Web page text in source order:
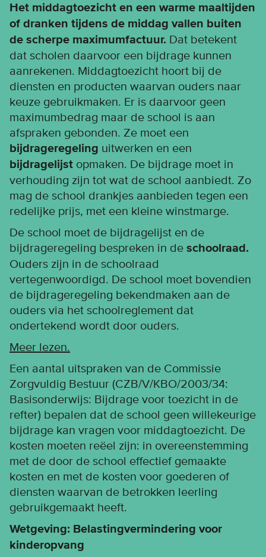
Het middagtoezicht en een warme maaltijden
of dranken tijdens de middag vallen buiten
de scherpe maximumfactuur. Dat betekent
dat scholen daarvoor een bijdrage kunnen
aanrekenen. Middagtoezicht hoort bij de
diensten en producten waarvan ouders naar
keuze gebruikmaken. Er is daarvoor geen
maximumbedrag maar de school is aan
afspraken gebonden. Ze moet een
bijdrageregeling uitwerken en een
bijdragelijst opmaken. De bijdrage moet in
verhouding zijn tot wat de school aanbiedt. Zo
mag de school drankjes aanbieden tegen een
redelijke prijs, met een kleine winstmarge.
De school moet de bijdragelijst en de
bijdrageregeling bespreken in de schoolraad.
Ouders zijn in de schoolraad
vertegenwoordigd. De school moet bovendien
de bijdrageregeling bekendmaken aan de
ouders via het schoolreglement dat
ondertekend wordt door ouders.
Meer lezen.
Een aantal uitspraken van de Commissie
Zorgvuldig Bestuur (CZB/V/KBO/2003/34:
Basisonderwijs: Bijdrage voor toezicht in de
refter) bepalen dat de school geen willekeurige
bijdrage kan vragen voor middagtoezicht. De
kosten moeten reëel zijn: in overeenstemming
met de door de school effectief gemaakte
kosten en met de kosten voor goederen of
diensten waarvan de betrokken leerling
gebruikgemaakt heeft.
Wetgeving: Belastingvermindering voor
kinderopvang